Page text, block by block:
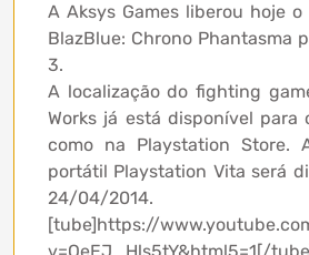
A Aksys Games liberou hoje
BlazBlue: Chrono Phantasma
3.
A localização do fighting
Works já está disponível para
como na Playstation Store.
portátil Playstation Vita será
24/04/2014.
[tube]https://